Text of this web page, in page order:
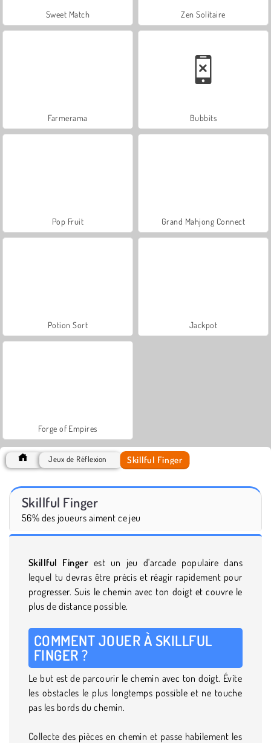
Sweet Match Zen Solitaire
Farmerama Bubbits
Pop Fruit Grand Mahjong Connect
Potion Sort Jackpot
Forge of Empires
Jeux de Réflexion Skillful Finger
Skillful Finger
56% des joueurs aiment ce jeu
Skillful Finger est un jeu d'arcade populaire dans
lequel tu devras être précis et réagir rapidement pour
progresser. Suis le chemin avec ton doigt et couvre le
plus de distance possible.
COMMENT JOUER À SKILLFUL
FINGER ?
Le but est de parcourir le chemin avec ton doigt. Évite
les obstacles le plus longtemps possible et ne touche
pas les bords du chemin.
Collecte des pièces en chemin et passe habilement les